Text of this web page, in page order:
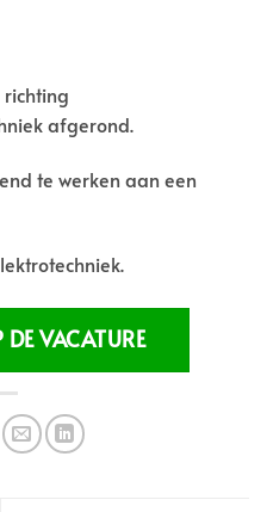
afgerond.
te werken aan een